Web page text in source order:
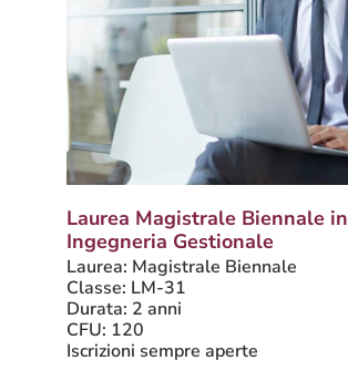
Laurea Magistrale Biennale in
Ingegneria Gestionale
Laurea: Magistrale Biennale
Classe: LM-31
Durata: 2 anni
CFU: 120
Iscrizioni sempre aperte